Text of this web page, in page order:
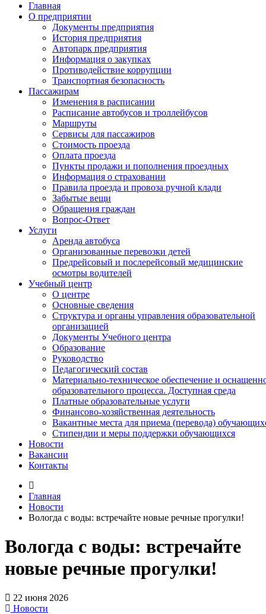
Главная
О предприятии
Документы предприятия
История предприятия
Автопарк предприятия
Информация о закупках
Противодействие коррупции
Транспортная безопасность
Пассажирам
Изменения в расписании
Расписание автобусов и троллейбусов
Маршруты
Сервисы для пассажиров
Стоимость проезда
Оплата проезда
Пункты продажи и пополнения проездных
Информация о страховании
Правила проезда и провоза ручной клади
Забытые вещи
Обращения граждан
Вопрос-Ответ
Услуги
Аренда автобуса
Организованные перевозки детей
Предрейсовый и послерейсовый медицинские
осмотры водителей
Учебный центр
О центре
Основные сведения
Структура и органы управления образовательной
организацией
Документы Учебного центра
Образование
Руководство
Педагогический состав
Материально-техническое обеспечение и
образовательного процесса. Доступная среда
Платные образовательные услуги
Финансово-хозяйственная деятельность
Вакантные места для приема (перевода)
Стипендии и меры поддержки обучающихся
Новости
Вакансии
Контакты
Главная
Новости
Вологда с воды: встречайте новые речные прогулки!
Вологда с воды: встречайте
новые речные прогулки!
22 июня 2026
Новости